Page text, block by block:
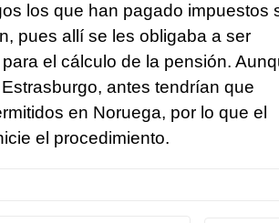
los que han pagado impuestos
pues allí se les obligaba a ser
el cálculo de la pensión.
antes tendrían que
en Noruega, por lo que el
el procedimiento.